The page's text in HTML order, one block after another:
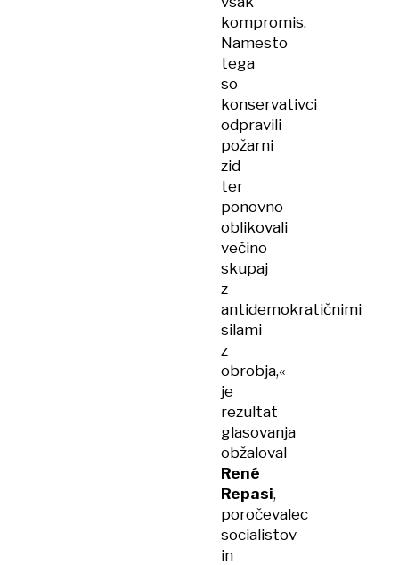
kompromis.
Namesto
tega
so
konservativci
odpravili
požarni
zid
ter
ponovno
oblikovali
večino
skupaj
z
antidemokratičnimi
silami
z
obrobja,«
je
rezultat
glasovanja
obžaloval
René
Repasi,
poročevalec
socialistov
in